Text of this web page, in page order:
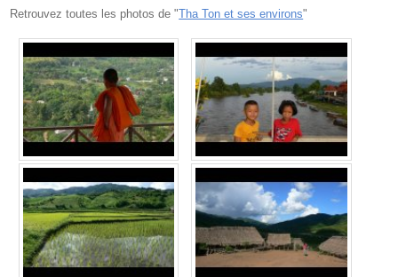
Retrouvez toutes les photos de "Tha Ton et ses environs"